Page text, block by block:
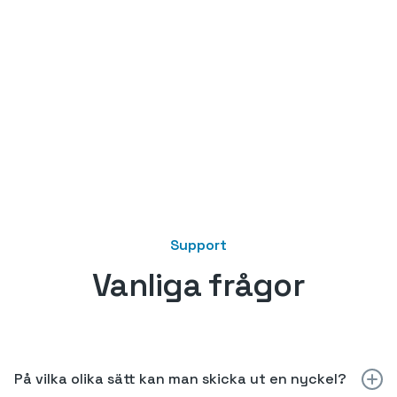
Support
Vanliga frågor
På vilka olika sätt kan man skicka ut en nyckel?